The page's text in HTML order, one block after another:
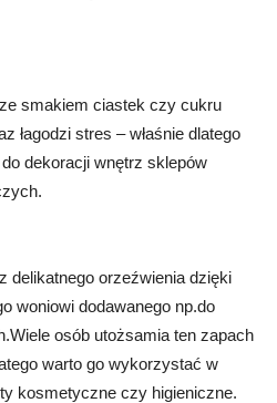
smakiem ciastek czy cukru
łagodzi stres – właśnie dlatego
dekoracji wnętrz sklepów
delikatnego orzeźwienia dzięki
woniowi dodawanego np.do
osób utożsamia ten zapach
warto go wykorzystać w
kosmetyczne czy higieniczne.